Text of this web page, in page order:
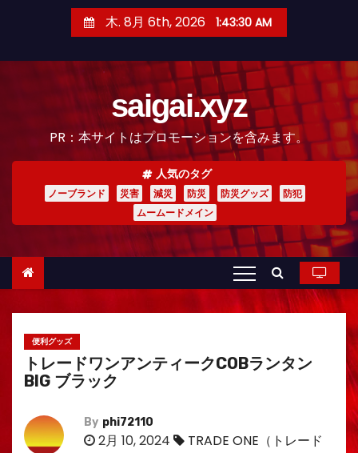
木. 8月 6th, 2026 1:43:32 AM
saigai.xyz
PR：本サイトはプロモーションを含みます。
人気のタグ
ノーブランド 災害 減災 防災 防災グッズ
防犯
ムームードメイン
便利グッズ
トレードワンアンティークCOBランタン
BIG ブラック
By phi72110
2月 10, 2024
TRADE ONE（トレード